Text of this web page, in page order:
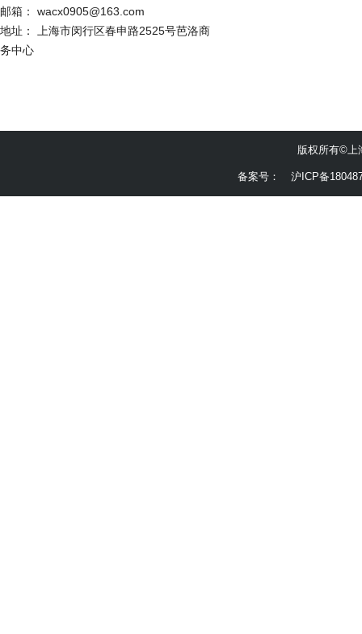
邮箱： wacx0905@163.com
地址： 上海市闵行区春申路2525号芭洛商
务中心
版权所有©上
备案号： 沪ICP备